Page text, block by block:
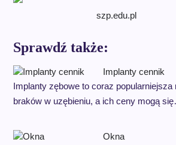
szp.edu.pl
Sprawdź także:
Implanty cennik
Implanty zębowe to coraz popularniejsza
braków w uzębieniu, a ich ceny mogą
Okna